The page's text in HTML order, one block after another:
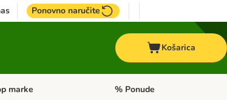
Ponovno naručite
Košarica
kategorija: + VET hrana
marke Pregled kategorija: Top marke
% Ponude